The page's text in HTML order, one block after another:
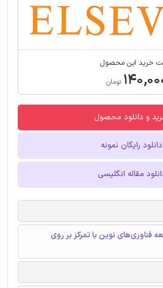
خرید این محصول
تومان
و دانلود محصول
دانلود رایگان نمونه
مقاله انگلیسی
فناوری‌های نوین با تمرکز بر روی